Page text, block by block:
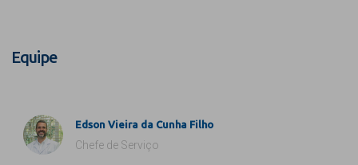
Equipe
Edson Vieira da Cunha Filho
Chefe de Serviço